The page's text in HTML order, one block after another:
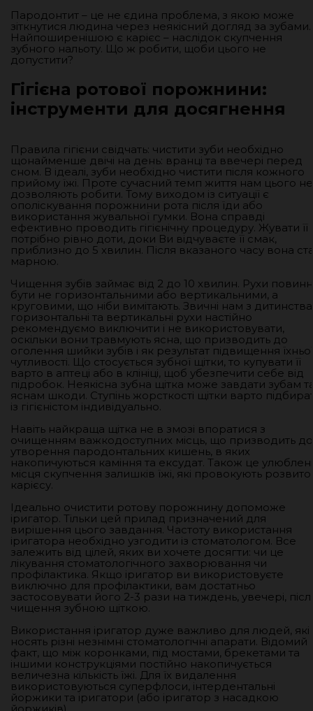
Пародонтит – це не єдина проблема, з якою може
зіткнутися людина через неякісний догляд за зубами.
Найпоширенішою є карієс – наслідок скупчення
зубного нальоту. Що ж робити, щоби цього не
допустити?
Гігієна ротової порожнини:
інструменти для досягнення
Правила гігієни свідчать: чистити зуби необхідно
щонайменше двічі на день: вранці та ввечері перед
сном. В ідеалі, зуби необхідно чистити після кожного
прийому їжі. Проте сучасний темп життя нам цього не
дозволяють робити. Тому виходом із ситуації є
ополіскування порожнини рота після їди або
використання жувальної гумки. Вона справді
ефективно проводить гігієнічну процедуру. Жувати її
потрібно рівно доти, доки Ви відчуваєте її смак,
приблизно до 5 хвилин. Після вказаного часу вона
марною.
Чищення зубів займає від 2 до 10 хвилин. Рухи
бути не горизонтальними або вертикальними, а
круговими, що ніби вимітають. Звичні нам з дитинства
горизонтальні та вертикальні рухи настійно
рекомендуємо виключити і не використовувати,
оскільки вони травмують ясна, що призводить до
оголення шийки зубів і як результат підвищення їхньої
чутливості. Що стосується зубної щітки, то купувати її
варто в аптеці або в клініці, щоб убезпечити себе від
підробок. Неякісна зубна щітка може завдати зубам
яснам шкоди. Ступінь жорсткості щітки варто
із гігієністом індивідуально.
Навіть найкраща щітка не в змозі впоратися з
очищенням важкодоступних місць, що призводить до
утворення пародонтальних кишень, в яких
накопичуються каміння та ексудат. Також це улюблені
місця скупчення залишків їжі, які провокують
карієсу.
Ідеально очистити ротову порожнину допоможе
іригатор. Тільки цей прилад призначений для
вирішення цього завдання. Частоту використання
іригатора необхідно узгодити із стоматологом. Все
залежить від цілей, яких ви хочете досягти: чи це
лікування стоматологічного захворювання чи
профілактика. Якщо іригатор ви використовуєте
виключно для профілактики, вам достатньо
застосовувати його 2-3 рази на тиждень, увечері,
чищення зубною щіткою.
Використання іригатор дуже важливо для людей, які
носять різні незнімні стоматологічні апарати. Відомий
факт, що між коронками, під мостами, брекетами та
іншими конструкціями постійно накопичується
величезна кількість їжі. Для їх видалення
використовуються суперфлоси, інтердентальні
йоржики та іригатори (або іригатор з насадкою
йоржиків).